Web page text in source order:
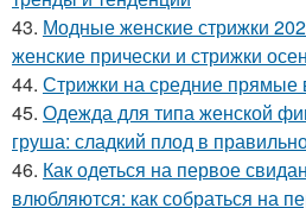
43. Модные женские стрижки
женские прически и стрижки
44. Стрижки на средние
45. Одежда для типа женской
груша: сладкий плод в
46. Как одеться на первое
влюбляются: как собраться на